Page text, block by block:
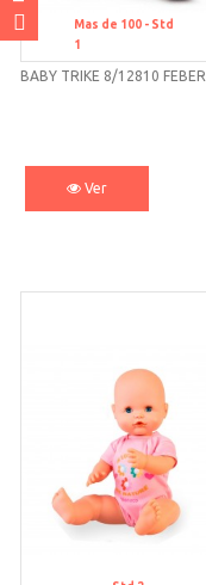
Mas de 100 - Std
1
BABY TRIKE 8/12810 FEBER
Ver